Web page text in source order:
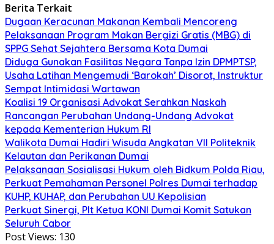
Berita Terkait
Dugaan Keracunan Makanan Kembali Mencoreng
Pelaksanaan Program Makan Bergizi Gratis (MBG) di
SPPG Sehat Sejahtera Bersama Kota Dumai
Diduga Gunakan Fasilitas Negara Tanpa Izin DPMPTSP,
Usaha Latihan Mengemudi ‘Barokah’ Disorot, Instruktur
Sempat Intimidasi Wartawan
Koalisi 19 Organisasi Advokat Serahkan Naskah
Rancangan Perubahan Undang-Undang Advokat
kepada Kementerian Hukum RI
Walikota Dumai Hadiri Wisuda Angkatan VII Politeknik
Kelautan dan Perikanan Dumai
Pelaksanaan Sosialisasi Hukum oleh Bidkum Polda Riau,
Perkuat Pemahaman Personel Polres Dumai terhadap
KUHP, KUHAP, dan Perubahan UU Kepolisian
Perkuat Sinergi, Plt Ketua KONI Dumai Komit Satukan
Seluruh Cabor
Post Views: 130